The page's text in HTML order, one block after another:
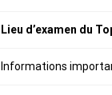
Lieu d’examen du
Informations